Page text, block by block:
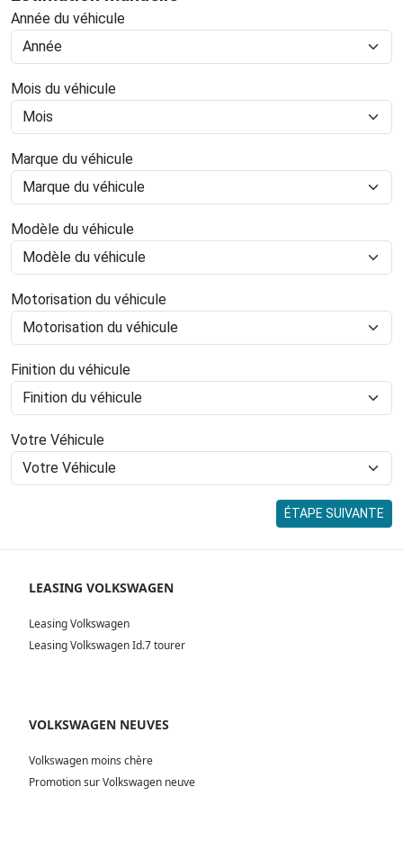
Année du véhicule
Mois du véhicule
Marque du véhicule
Modèle du véhicule
Motorisation du véhicule
Finition du véhicule
Votre Véhicule
ÉTAPE SUIVANTE
LEASING VOLKSWAGEN
Leasing Volkswagen
Leasing Volkswagen Id.7 tourer
VOLKSWAGEN NEUVES
Volkswagen moins chère
Promotion sur Volkswagen neuve